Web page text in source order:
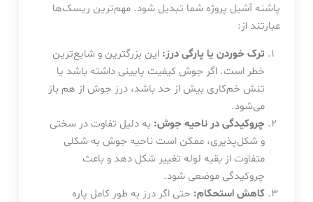
پاشنه آشیل پروژه شما تبدیل شود. مهم‌ترین ریسک‌ها
عبارتند از:
ترک خوردن یا پارگی درز: این بزرگترین و شایع‌ترین
خطر است. اگر جوش کیفیت پایینی داشته باشد یا
تنش خم‌کاری بیش از حد باشد، درز جوش از هم باز
می‌شود.
چروکیدگی در ناحیه جوش: به دلیل تفاوت در سختی
و شکل‌پذیری، ممکن است ناحیه جوش به شکلی
متفاوت از بقیه لوله تغییر شکل دهد و باعث
چروکیدگی موضعی شود.
کاهش استحکام: حتی اگر درز به طور کامل پاره